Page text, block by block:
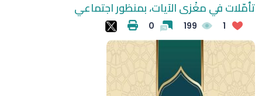
تأمّلات في مغْزى الآيات، بمنظور اجتماعي
1
199
0